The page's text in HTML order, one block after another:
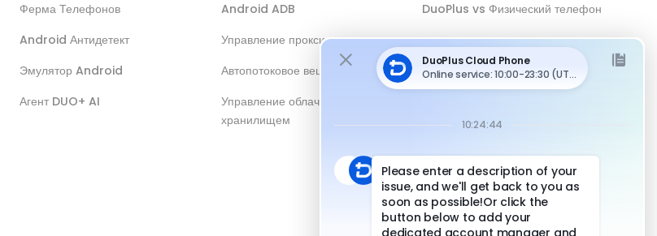
Ферма Телефонов
Android Антидетект
Эмулятор Android
Агент DUO+ AI
Android ADB
Управление прокси
Автопотоковое вещание
Управление облачным
хранилищем
DuoPlus vs Физический телефон